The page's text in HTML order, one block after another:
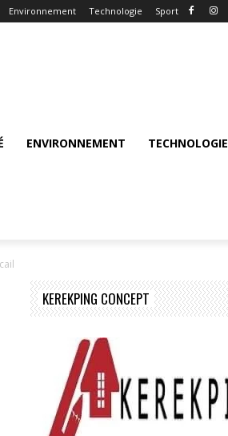
Environnement Technologie Sport
ENVIRONNEMENT TECHNOLOGIE
KEREKPING CONCEPT